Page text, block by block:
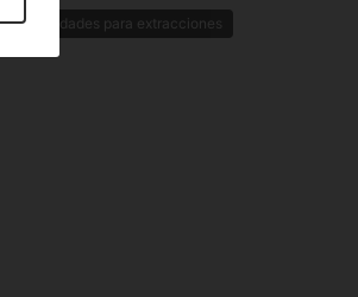
Variedades para extracciones